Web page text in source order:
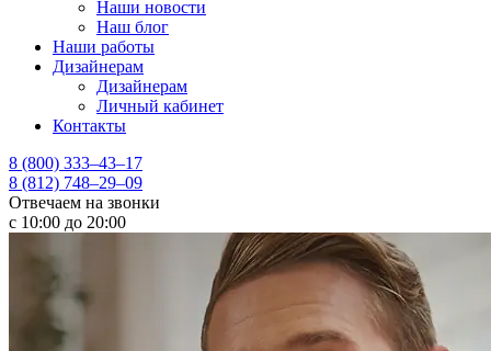
Наши новости
Наш блог
Наши работы
Дизайнерам
Дизайнерам
Личный кабинет
Контакты
8 (800) 333–43–17
8 (812) 748–29–09
Отвечаем на звонки
с 10:00 до 20:00